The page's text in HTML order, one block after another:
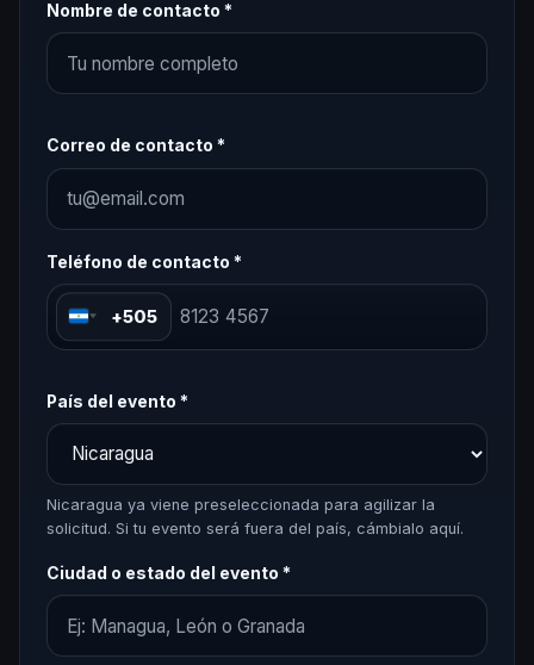
Nombre de contacto *
Correo de contacto *
Teléfono de contacto *
+505
País del evento *
Nicaragua ya viene preseleccionada para agilizar la
solicitud. Si tu evento será fuera del país, cámbialo aquí.
Ciudad o estado del evento *